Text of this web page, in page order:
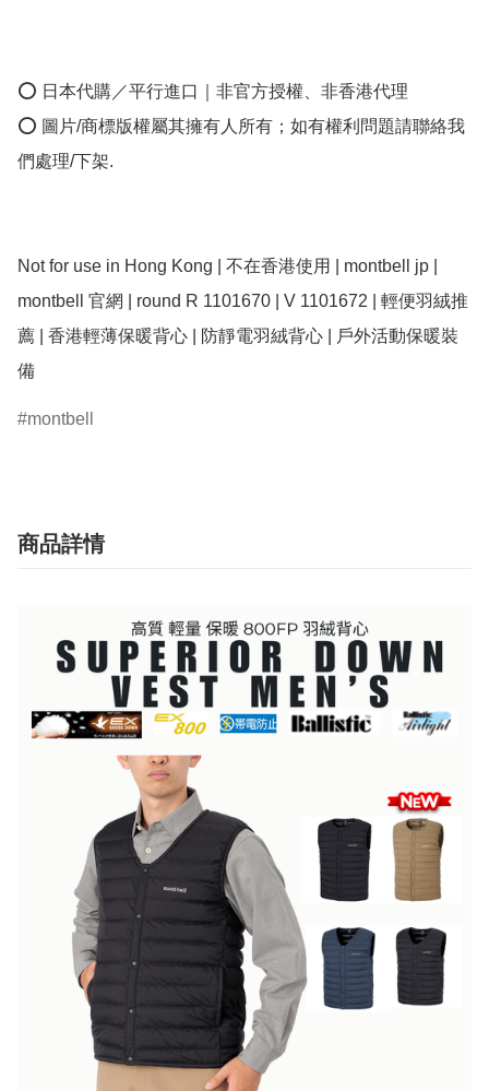
⭕ 日本代購／平行進口｜非官方授權、非香港代理
⭕ 圖片/商標版權屬其擁有人所有；如有權利問題請聯絡我
們處理/下架.
Not for use in Hong Kong | 不在香港使用 | montbell jp |
montbell 官網 | round R 1101670 | V 1101672 | 輕便羽絨推
薦 | 香港輕薄保暖背心 | 防靜電羽絨背心 | 戶外活動保暖裝
備
montbell
商品詳情